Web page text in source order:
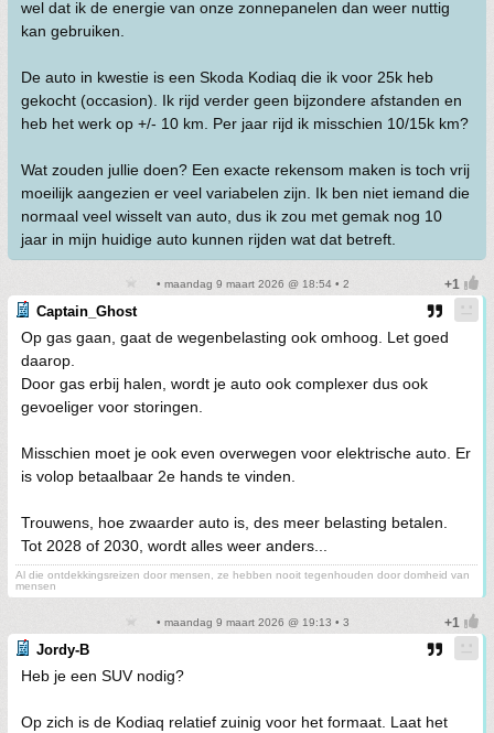
wel dat ik de energie van onze zonnepanelen dan weer nuttig
kan gebruiken.
De auto in kwestie is een Skoda Kodiaq die ik voor 25k heb
gekocht (occasion). Ik rijd verder geen bijzondere afstanden en
heb het werk op +/- 10 km. Per jaar rijd ik misschien 10/15k km?
Wat zouden jullie doen? Een exacte rekensom maken is toch vrij
moeilijk aangezien er veel variabelen zijn. Ik ben niet iemand die
normaal veel wisselt van auto, dus ik zou met gemak nog 10
jaar in mijn huidige auto kunnen rijden wat dat betreft.
• maandag 9 maart 2026 @ 18:54 • 2
Captain_Ghost
Op gas gaan, gaat de wegenbelasting ook omhoog. Let goed
daarop.
Door gas erbij halen, wordt je auto ook complexer dus ook
gevoeliger voor storingen.
Misschien moet je ook even overwegen voor elektrische auto. Er
is volop betaalbaar 2e hands te vinden.
Trouwens, hoe zwaarder auto is, des meer belasting betalen.
Tot 2028 of 2030, wordt alles weer anders...
Al die ontdekkingsreizen door mensen, ze hebben nooit tegenhouden door domheid van
mensen
• maandag 9 maart 2026 @ 19:13 • 3
Jordy-B
Heb je een SUV nodig?
Op zich is de Kodiaq relatief zuinig voor het formaat. Laat het